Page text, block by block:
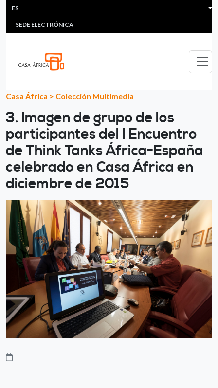
Pasar al contenido principal
HEADER MENU
MULTIMEDIA
SEDE ELECTRÓNICA
ES
Casa África > Colección Multimedia
3. Imagen de grupo de los
participantes del I Encuentro
de Think Tanks África-España
celebrado en Casa África en
diciembre de 2015